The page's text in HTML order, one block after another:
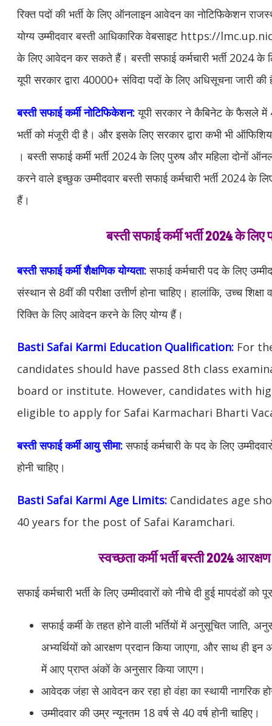
रिक्त पदों की भर्ती के लिए ऑनलाइन आवेदन का नोटिफिकेशन
योग्य उम्मीदवार बस्ती आधिकारिक वेबसाइट https://
के लिए आवेदन कर सकते हैं। बस्ती सफाई कर्मचारी भर्ती 2024
यूपी सरकार द्वारा 40000+ संविदा पदों के लिए अधिसूचना जारी
बस्ती सफाई कर्मी नोटिफिकेशन:यूपी सरकार ने कैबिनेट के फैसले में
भर्ती को मंजूरी दी है। और इसके लिए सरकार द्वारा कभी भी
। बस्ती सफाई कर्मी भर्ती 2024 के लिए पुरुष और महिला दोनों
करने वाले इच्छुक उम्मीदवार बस्ती सफाई कर्मचारी भर्ती 2024
हैं।
बस्ती सफाई कर्मी भर्ती 2024 के लिए
बस्ती सफाई कर्मीशैक्षणिक योग्यता:सफाई कर्मचारी पद के लिए
संस्थान से 8वीं की परीक्षा उत्तीर्ण होना चाहिए। हालांकि, उच्च शिक्षा
रिक्ति के लिए आवेदन करने के लिए योग्य हैं।
Basti Safai Karmi Education Qualification: For
candidates should have passed 8th class
board or institute. However, candidates with
eligible to apply for Safai Karmachari Bharti
बस्ती सफाई कर्मी आयु सीमा:सफाई कर्मचारी के पद के लिए
होनी चाहिए।
Basti Safai Karmi Age Limits: Candidates age
40 years for the post of Safai Karamchari.
स्वच्छता कर्मी भर्ती बस्ती 2024
सफाई कर्मचारी भर्ती के लिए उम्मीदवारों को नीचे दी हुई मापदंडों को
सफाई कर्मी के तहत होने वाली भर्तियों में अनुसूचित जाति,
अभ्यर्थियों को आरक्षण प्रदान किया जाएगा, और साथ ही इन
में आए प्राप्त अंकों के अनुसार किया जाएग।
आवेदक जंहा से आवेदन कर रहा हो वंहा का स्थायी नागरिक
उम्मीदवार की उम्र न्यूनतम 18 वर्ष से 40 वर्ष होनी चाहिए।